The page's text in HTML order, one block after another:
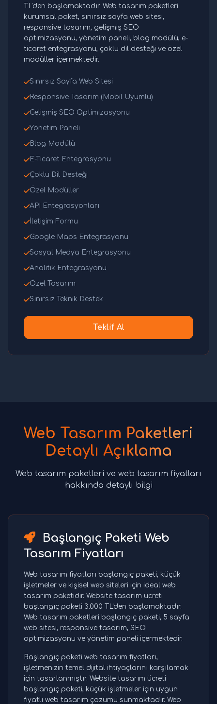
TL'den başlamaktadır. Web tasarım paketleri
kurumsal paket, sınırsız sayfa web sitesi,
responsive tasarım, gelişmiş SEO
optimizasyonu, yönetim paneli, blog modülü, e-
ticaret entegrasyonu, çoklu dil desteği ve özel
modüller içermektedir.
Sınırsız Sayfa Web Sitesi
Responsive Tasarım (Mobil Uyumlu)
Gelişmiş SEO Optimizasyonu
Yönetim Paneli
Blog Modülü
E-Ticaret Entegrasyonu
Çoklu Dil Desteği
Özel Modüller
API Entegrasyonları
İletişim Formu
Google Maps Entegrasyonu
Sosyal Medya Entegrasyonu
Analitik Entegrasyonu
Özel Tasarım
Sınırsız Teknik Destek
Teklif Al
Web Tasarım Paketleri
Detaylı Açıklama
Web tasarım paketleri ve web tasarım fiyatları
hakkında detaylı bilgi
Başlangıç Paketi Web
Tasarım Fiyatları
Web tasarım fiyatları başlangıç paketi, küçük
işletmeler ve kişisel web siteleri için ideal web
tasarım paketidir. Website tasarım ücreti
başlangıç paketi 3.000 TL'den başlamaktadır.
Web tasarım paketleri başlangıç paketi, 5 sayfa
web sitesi, responsive tasarım, SEO
optimizasyonu ve yönetim paneli içermektedir.
Başlangıç paketi web tasarım fiyatları,
işletmenizin temel dijital ihtiyaçlarını karşılamak
için tasarlanmıştır. Website tasarım ücreti
başlangıç paketi, küçük işletmeler için uygun
fiyatlı web tasarım çözümü sunmaktadır. Web